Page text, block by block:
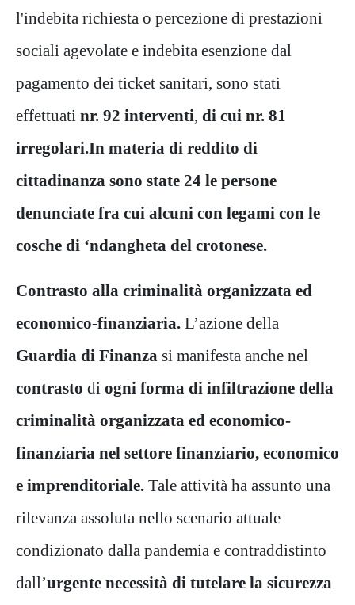
l'indebita richiesta o percezione di prestazioni
sociali agevolate e indebita esenzione dal
pagamento dei ticket sanitari, sono stati
effettuati nr. 92 interventi, di cui nr. 81
irregolari.In materia di reddito di
cittadinanza sono state 24 le persone
denunciate fra cui alcuni con legami con le
cosche di ‘ndangheta del crotonese.
Contrasto alla criminalità organizzata ed
economico-finanziaria. L’azione della
Guardia di Finanza si manifesta anche nel
contrasto di ogni forma di infiltrazione della
criminalità organizzata ed economico-
finanziaria nel settore finanziario, economico
e imprenditoriale. Tale attività ha assunto una
rilevanza assoluta nello scenario attuale
condizionato dalla pandemia e contraddistinto
dall’urgente necessità di tutelare la sicurezza